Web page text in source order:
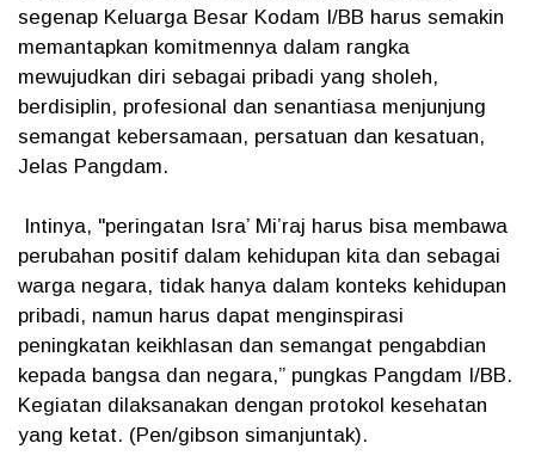
segenap Keluarga Besar Kodam I/BB harus semakin
memantapkan komitmennya dalam rangka
mewujudkan diri sebagai pribadi yang sholeh,
berdisiplin, profesional dan senantiasa menjunjung
semangat kebersamaan, persatuan dan kesatuan,
Jelas Pangdam.
Intinya, "peringatan Isra’ Mi’raj harus bisa membawa
perubahan positif dalam kehidupan kita dan sebagai
warga negara, tidak hanya dalam konteks kehidupan
pribadi, namun harus dapat menginspirasi
peningkatan keikhlasan dan semangat pengabdian
kepada bangsa dan negara,” pungkas Pangdam I/BB.
Kegiatan dilaksanakan dengan protokol kesehatan
yang ketat. (Pen/gibson simanjuntak).